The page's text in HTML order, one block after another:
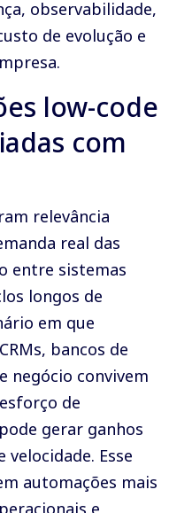
observabilidade,
de evolução e
low-code
com
relevância
real das
entre sistemas
longos de
em que
bancos de
negócio convivem
de
gerar ganhos
Esse
automações mais
e